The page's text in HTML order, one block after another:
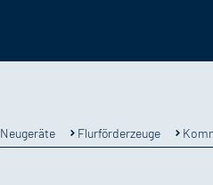
Neugeräte Flurförderzeuge